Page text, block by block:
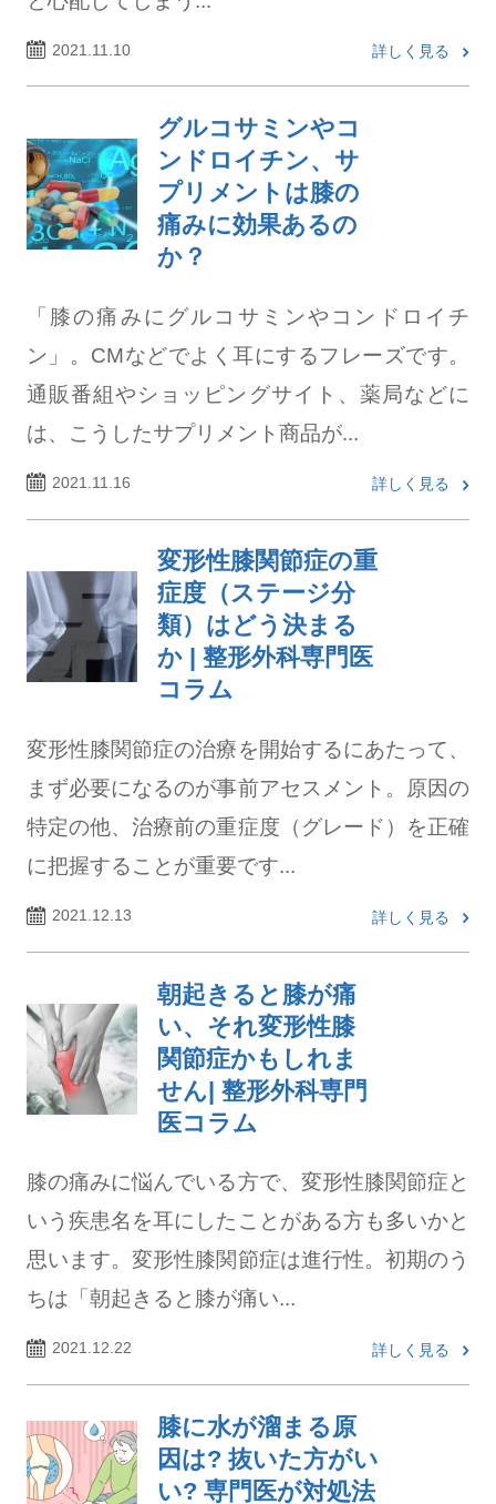
2021.11.10 詳しく見る
グルコサミンやコ
ンドロイチン、サ
プリメントは膝の
痛みに効果あるの
か？
「膝の痛みにグルコサミンやコンドロイチ
ン」。CMなどでよく耳にするフレーズです。
通販番組やショッピングサイト、薬局などに
は、こうしたサプリメント商品が...
2021.11.16 詳しく見る
変形性膝関節症の重
症度（ステージ分
類）はどう決まる
か | 整形外科専門医
コラム
変形性膝関節症の治療を開始するにあたって、
まず必要になるのが事前アセスメント。原因の
特定の他、治療前の重症度（グレード）を正確
に把握することが重要です...
2021.12.13 詳しく見る
朝起きると膝が痛
い、それ変形性膝
関節症かもしれま
せん| 整形外科専門
医コラム
膝の痛みに悩んでいる方で、変形性膝関節症と
いう疾患名を耳にしたことがある方も多いかと
思います。変形性膝関節症は進行性。初期のう
ちは「朝起きると膝が痛い...
2021.12.22 詳しく見る
膝に水が溜まる原
因は? 抜いた方がい
い? 専門医が対処法